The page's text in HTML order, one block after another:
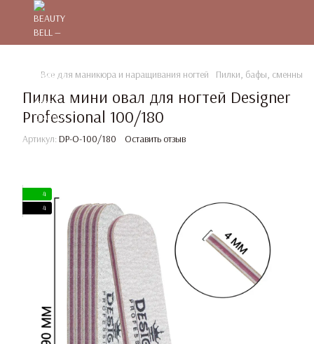
Все для маникюра и наращивания ногтей Пилки, бафы, сменные
Пилка мини овал для ногтей Designer
Professional 100/180
Артикул: DP-O-100/180 Оставить отзыв
4
4